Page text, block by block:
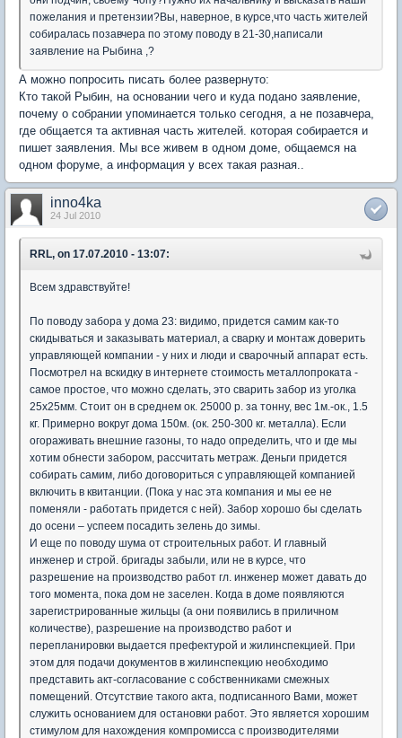
пожелания и претензии?Вы, наверное, в курсе,что часть жителей
собиралась позавчера по этому поводу в 21-30,написали
заявление на Рыбина ,?
А можно попросить писать более развернуто:
Кто такой Рыбин, на основании чего и куда подано заявление,
почему о собрании упоминается только сегодня, а не позавчера,
где общается та активная часть жителей. которая собирается и
пишет заявления. Мы все живем в одном доме, общаемся на
одном форуме, а информация у всех такая разная..
inno4ka
24 Jul 2010
RRL, on 17.07.2010 - 13:07:
Всем здравствуйте!
По поводу забора у дома 23: видимо, придется самим как-то
скидываться и заказывать материал, а сварку и монтаж доверить
управляющей компании - у них и люди и сварочный аппарат есть.
Посмотрел на вскидку в интернете стоимость металлопроката -
самое простое, что можно сделать, это сварить забор из уголка
25х25мм. Стоит он в среднем ок. 25000 р. за тонну, вес 1м.-ок., 1.5
кг. Примерно вокруг дома 150м. (ок. 250-300 кг. металла). Если
огораживать внешние газоны, то надо определить, что и где мы
хотим обнести забором, рассчитать метраж. Деньги придется
собирать самим, либо договориться с управляющей компанией
включить в квитанции. (Пока у нас эта компания и мы ее не
поменяли - работать придется с ней). Забор хорошо бы сделать
до осени – успеем посадить зелень до зимы.
И еще по поводу шума от строительных работ. И главный
инженер и строй. бригады забыли, или не в курсе, что
разрешение на производство работ гл. инженер может давать до
того момента, пока дом не заселен. Когда в доме появляются
зарегистрированные жильцы (а они появились в приличном
количестве), разрешение на производство работ и
перепланировки выдается префектурой и жилинспекцией. При
этом для подачи документов в жилинспекцию необходимо
представить акт-согласование с собственниками смежных
помещений. Отсутствие такого акта, подписанного Вами, может
служить основанием для остановки работ. Это является хорошим
стимулом для нахождения компромисса с производителями